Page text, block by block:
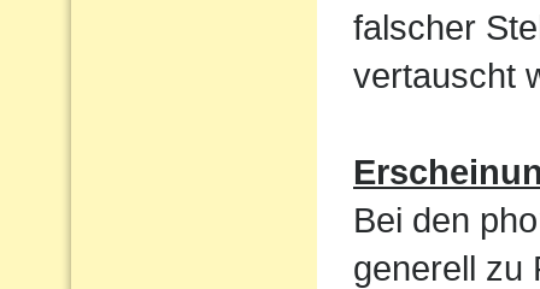
falscher
vertauscht
Bei den
generell zu